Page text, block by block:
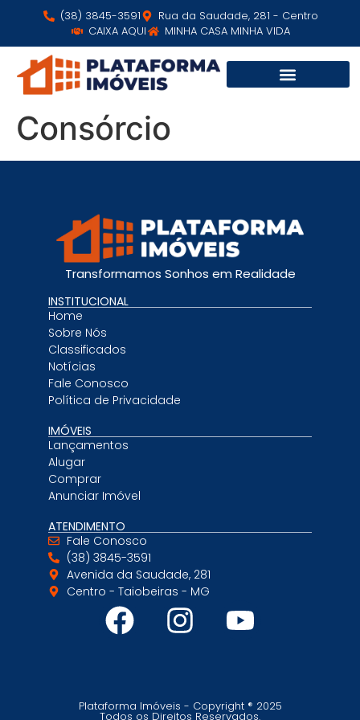
(38) 3845-3591
Rua da Saudade, 281 - Centro
CAIXA AQUI
MINHA CASA MINHA VIDA
Consórcio
Transformamos Sonhos em Realidade
INSTITUCIONAL
Home
Sobre Nós
Classificados
Notícias
Fale Conosco
Política de Privacidade
IMÓVEIS
Lançamentos
Alugar
Comprar
Anunciar Imóvel
ATENDIMENTO
Fale Conosco
(38) 3845-3591
Avenida da Saudade, 281
Centro - Taiobeiras - MG
Plataforma Imóveis - Copyright ® 2025
Todos os Direitos Reservados.